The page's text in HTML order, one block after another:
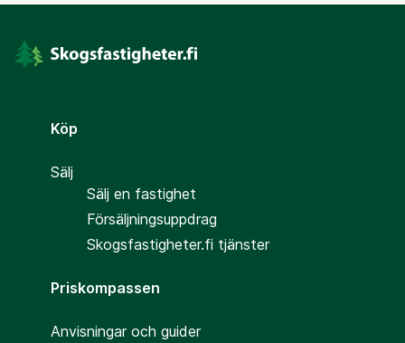
Köp
Sälj
Sälj en fastighet
Försäljningsuppdrag
Skogsfastigheter.fi tjänster
Priskompassen
Anvisningar och guider